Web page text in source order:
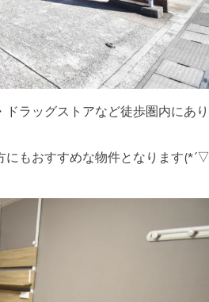
ラッグストアなど徒歩圏内にあり
もおすすめな物件となります(*´▽